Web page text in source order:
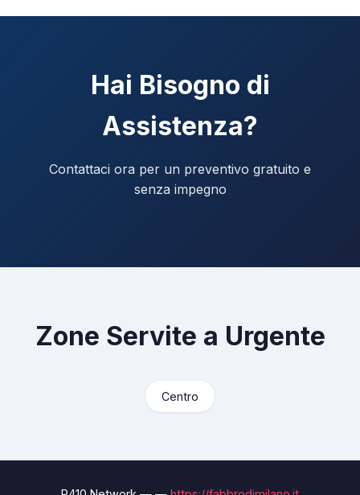
Hai Bisogno di
Assistenza?
Contattaci ora per un preventivo gratuito e
senza impegno
Zone Servite a Urgente
Centro